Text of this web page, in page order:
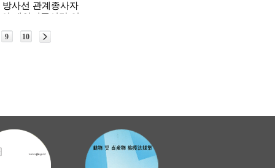
방사선 관계종사자
의 개인피폭선량 연
9 10